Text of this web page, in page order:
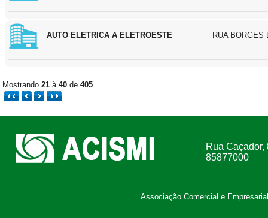
AUTO ELETRICA A ELETROESTE RUA BORGES
Mostrando 21 à 40 de 405
Rua
85877000
Associação Comercial e